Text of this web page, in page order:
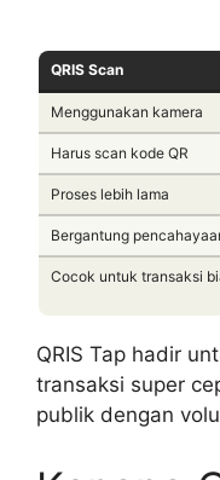
QRIS Scan
Menggunakan kamera
Harus scan kode QR
Proses lebih lama
Bergantung
Cocok untuk transaksi
QRIS Tap hadir
transaksi super
publik dengan